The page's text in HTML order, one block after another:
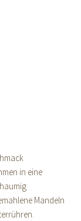
in eine
Mandeln